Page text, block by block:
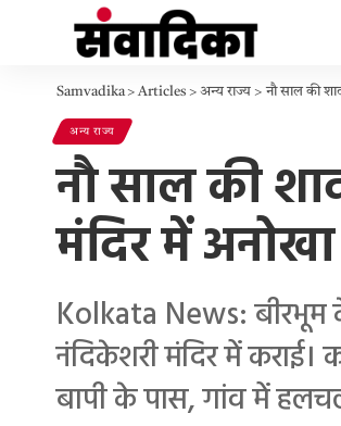
Samvadika>Articles > अन्य राज्य >नौ साल की
अन्य राज्य
नौ साल की
मंदिर में
Kolkata News: बीरभूम
नंदिकेशरी मंदिर में
बापी के पास, गांव में